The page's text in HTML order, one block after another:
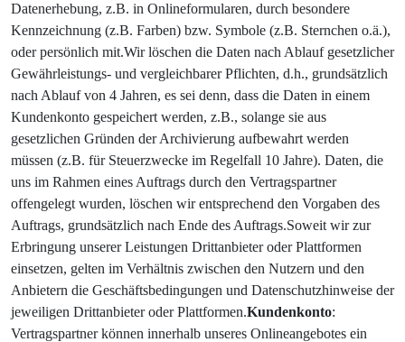
Datenerhebung, z.B. in Onlineformularen, durch besondere
Kennzeichnung (z.B. Farben) bzw. Symbole (z.B. Sternchen o.ä.),
oder persönlich mit.Wir löschen die Daten nach Ablauf gesetzlicher
Gewährleistungs- und vergleichbarer Pflichten, d.h., grundsätzlich
nach Ablauf von 4 Jahren, es sei denn, dass die Daten in einem
Kundenkonto gespeichert werden, z.B., solange sie aus
gesetzlichen Gründen der Archivierung aufbewahrt werden
müssen (z.B. für Steuerzwecke im Regelfall 10 Jahre). Daten, die
uns im Rahmen eines Auftrags durch den Vertragspartner
offengelegt wurden, löschen wir entsprechend den Vorgaben des
Auftrags, grundsätzlich nach Ende des Auftrags.Soweit wir zur
Erbringung unserer Leistungen Drittanbieter oder Plattformen
einsetzen, gelten im Verhältnis zwischen den Nutzern und den
Anbietern die Geschäftsbedingungen und Datenschutzhinweise der
jeweiligen Drittanbieter oder Plattformen.Kundenkonto:
Vertragspartner können innerhalb unseres Onlineangebotes ein